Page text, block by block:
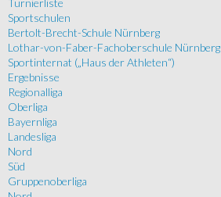
Turnierliste
Sportschulen
Bertolt-Brecht-Schule Nürnberg
Lothar-von-Faber-Fachoberschule Nürnberg
Sportinternat („Haus der Athleten“)
Ergebnisse
Regionalliga
Oberliga
Bayernliga
Landesliga
Nord
Süd
Gruppenoberliga